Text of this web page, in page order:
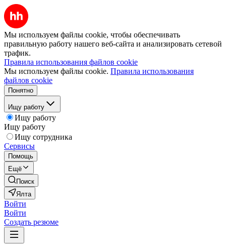
Мы используем файлы cookie, чтобы обеспечивать
правильную работу нашего веб-сайта и анализировать сетевой
трафик.
Правила использования файлов cookie
Мы используем файлы cookie. Правила использования
файлов cookie
Понятно
Ищу работу
Ищу работу
Ищу работу
Ищу сотрудника
Сервисы
Помощь
Ещё
Поиск
Ялта
Войти
Войти
Создать резюме